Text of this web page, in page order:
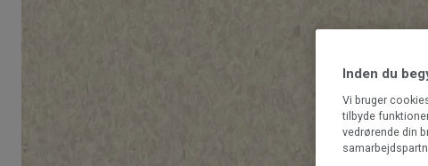
Inden du
Vi bruger
tilbyde
vedrørende din